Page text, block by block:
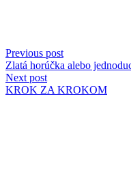
Previous post
Zlatá horúčka alebo
Next post
KROK ZA KROKOM